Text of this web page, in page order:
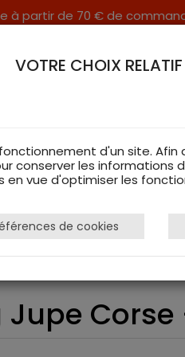
à partir de 70 € de
INTERNET
FEMME CHAUSSURES
Corse - Cal. 12 (12
Corse
VOTRE CHOIX
d'un site. Afin
conserver les informations
en vue d'optimiser les
de cookies